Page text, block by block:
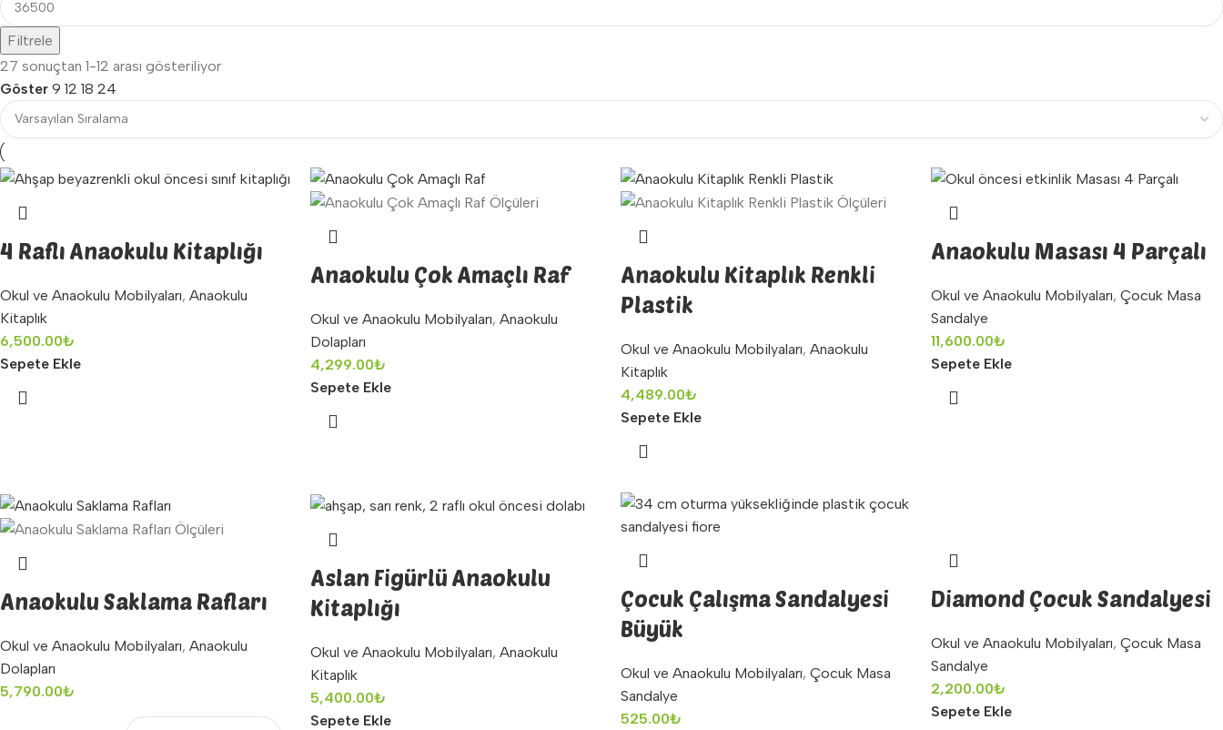
Filtrele
27 sonuçtan 1-12 arası gösteriliyor
Göster 9 12 18 24
4 Raflı Anaokulu Kitaplığı
Okul ve Anaokulu Mobilyaları, Anaokulu
Kitaplık
6,500.00₺
Sepete Ekle
Anaokulu Çok Amaçlı Raf
Okul ve Anaokulu Mobilyaları, Anaokulu
Dolapları
4,299.00₺
Sepete Ekle
Anaokulu Kitaplık Renkli
Plastik
Okul ve Anaokulu Mobilyaları, Anaokulu
Kitaplık
4,489.00₺
Sepete Ekle
Anaokulu Masası 4 Parçalı
Okul ve Anaokulu Mobilyaları, Çocuk Masa
Sandalye
11,600.00₺
Sepete Ekle
Anaokulu Saklama Rafları
Okul ve Anaokulu Mobilyaları, Anaokulu
Dolapları
5,790.00₺
Aslan Figürlü Anaokulu
Kitaplığı
Okul ve Anaokulu Mobilyaları, Anaokulu
Kitaplık
5,400.00₺
Sepete Ekle
Çocuk Çalışma Sandalyesi
Büyük
Okul ve Anaokulu Mobilyaları, Çocuk Masa
Sandalye
525.00₺
Diamond Çocuk Sandalyesi
Okul ve Anaokulu Mobilyaları, Çocuk Masa
Sandalye
2,200.00₺
Sepete Ekle